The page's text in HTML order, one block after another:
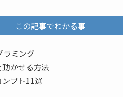
この記事でわかる事
ラミング
動かせる方法
ンプト11選